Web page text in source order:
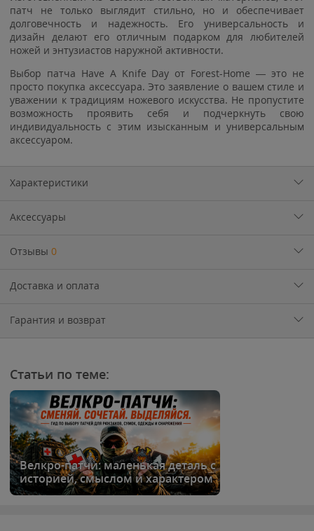
патч не только выглядит стильно, но и обеспечивает
долговечность и надежность. Его универсальность и
дизайн делают его отличным подарком для любителей
ножей и энтузиастов наружной активности.
Выбор патча Have A Knife Day от Forest-Home — это не
просто покупка аксессуара. Это заявление о вашем стиле и
уважении к традициям ножевого искусства. Не пропустите
возможность проявить себя и подчеркнуть свою
индивидуальность с этим изысканным и универсальным
аксессуаром.
Характеристики
Аксессуары
Отзывы 0
Доставка и оплата
Гарантия и возврат
Статьи по теме:
Велкро-патчи: маленькая деталь с
историей, смыслом и характером